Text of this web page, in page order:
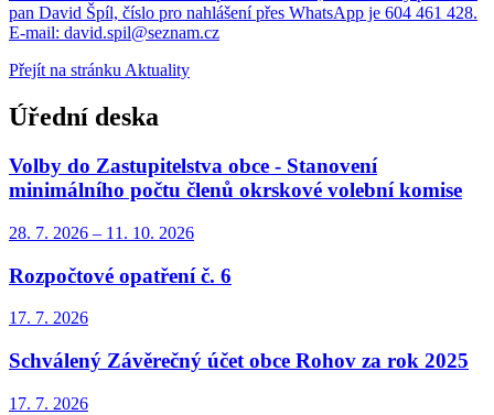
pan David Špíl, číslo pro nahlášení přes WhatsApp je 604 461 428.
E-mail: david.spil@seznam.cz
Přejít na stránku Aktuality
Úřední deska
Volby do Zastupitelstva obce - Stanovení
minimálního počtu členů okrskové volební komise
28. 7. 2026 – 11. 10. 2026
Rozpočtové opatření č. 6
17. 7. 2026
Schválený Závěrečný účet obce Rohov za rok 2025
17. 7. 2026